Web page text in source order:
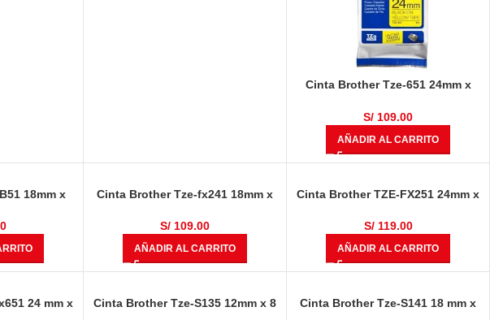
Cinta Brother Tze-651 24mm x
S/ 109.00
AÑADIR AL CARRITO
18mm x
Cinta Brother Tze-fx241 18mm x
Blanco
S/ 109.00
AÑADIR AL CARRITO
Cinta Brother TZE-FX251 24mm x
Blanco
S/119.00
AÑADIR AL CARRITO
24 mm x
Cinta Brother Tze-S135 12mm x 8
Cinta Brother Tze-S141 18 mm x